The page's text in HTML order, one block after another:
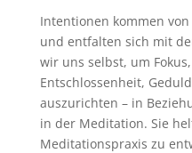
Intentionen kommen
und entfalten sich mit
wir uns selbst, um
Entschlossenheit,
auszurichten – in
in der Meditation. Sie
Meditationspraxis zu